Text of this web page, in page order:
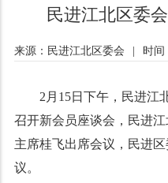
民进江北区委
来源：民进江北区委会 时间
2月15日下午，民进江
召开新会员座谈会，民进
主席桂飞出席会议，民进
议。